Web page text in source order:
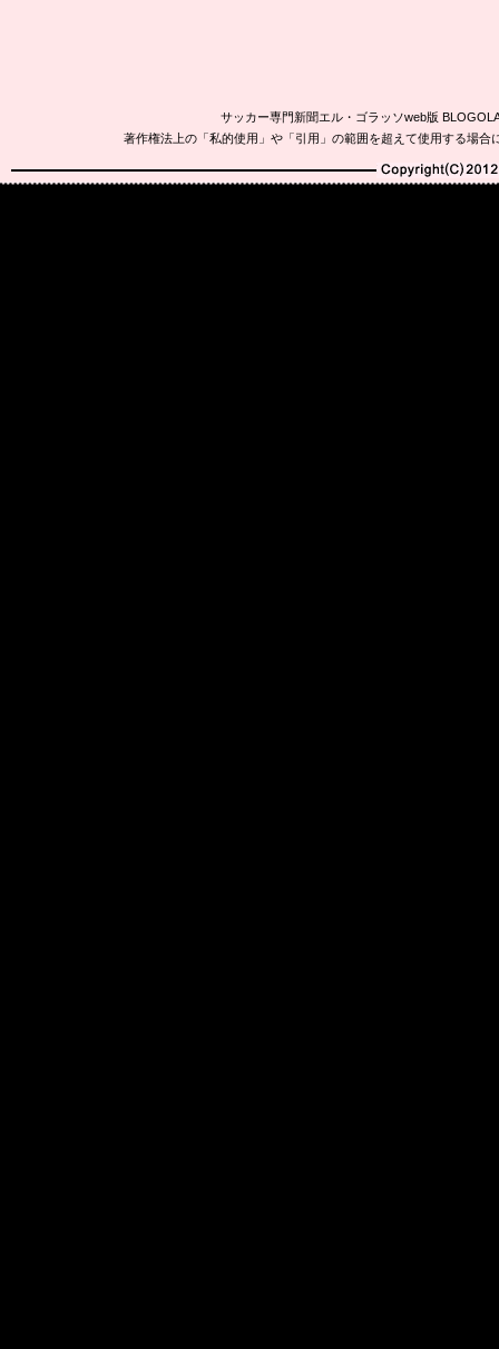
サッカー専門新聞エル・ゴラッソweb版
著作権法上の「私的使用」や「引用」の範囲を超えて使用する場
Copyright(C)2010-